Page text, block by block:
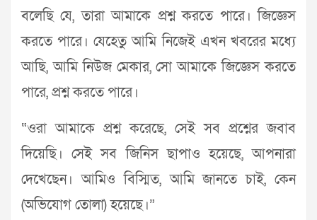
বলেছি যে, তারা আমাকে প্রশ্ন করতে পারে। জিজ্ঞেস
করতে পারে। যেহেতু আমি নিজেই এখন খবরের মধ্যে
আছি, আমি নিউজ মেকার, সো আমাকে জিজ্ঞেস করতে
পারে, প্রশ্ন করতে পারে।
“ওরা আমাকে প্রশ্ন করেছে, সেই সব প্রশ্নের জবাব
দিয়েছি। সেই সব জিনিস ছাপাও হয়েছে, আপনারা
দেখেছেন। আমিও বিস্মিত, আমি জানতে চাই, কেন
(অভিযোগ তোলা) হয়েছে।”